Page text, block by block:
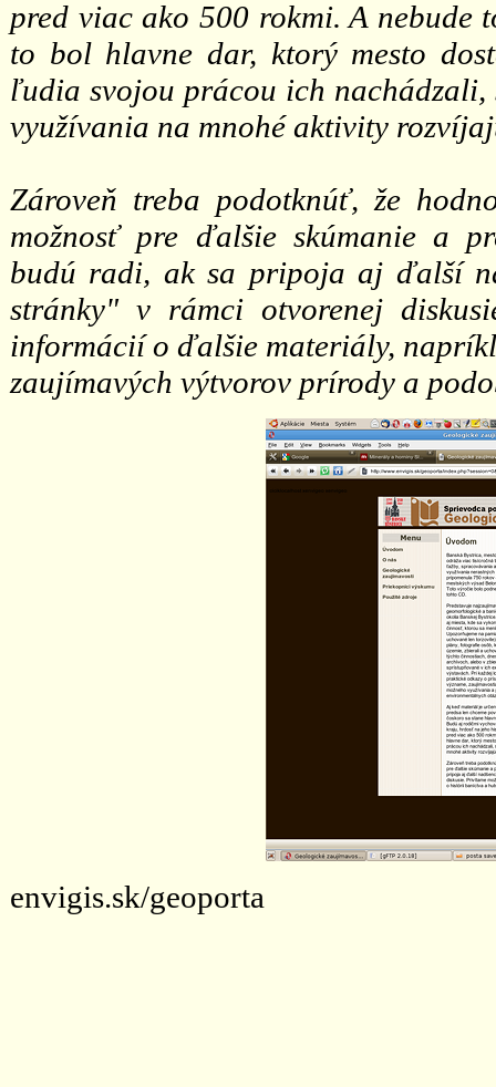
pred viac ako 500 rokmi. A nebude
to bol hlavne dar, ktorý mesto
ľudia svojou prácou ich
využívania na mnohé aktivity
Zároveň treba podotknúť, že
možnosť pre ďalšie skúmanie a
budú radi, ak sa pripoja aj ďalší
stránky" v rámci otvorenej
informácií o ďalšie materiály,
zaujímavých výtvorov prírody a
envigis.sk/geoporta